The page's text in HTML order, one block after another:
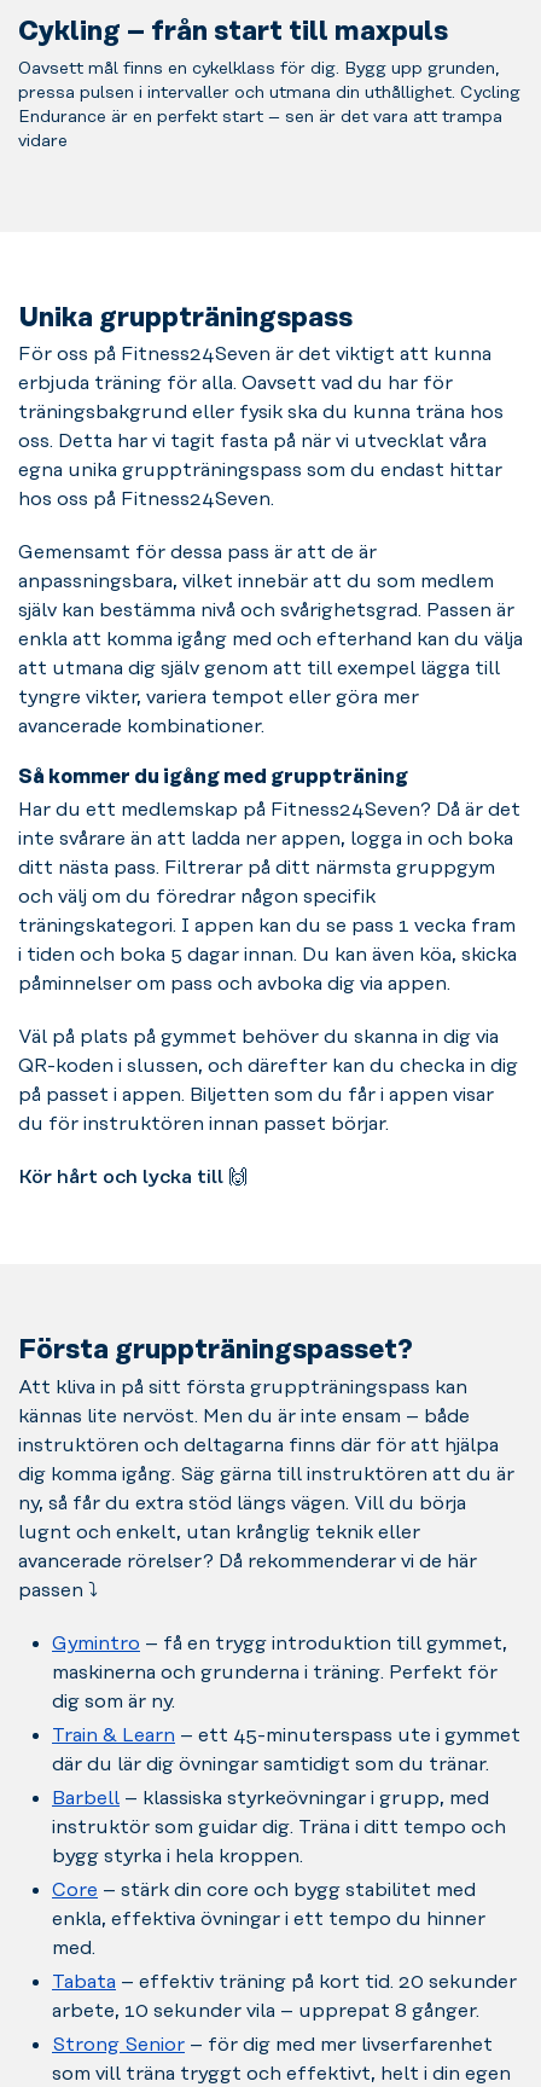
Cykling – från start till maxpuls
Oavsett mål finns en cykelklass för dig. Bygg upp grunden,
pressa pulsen i intervaller och utmana din uthållighet. Cycling
Endurance är en perfekt start – sen är det vara att trampa
vidare
Unika gruppträningspass
För oss på Fitness24Seven är det viktigt att kunna
erbjuda träning för alla. Oavsett vad du har för
träningsbakgrund eller fysik ska du kunna träna hos
oss. Detta har vi tagit fasta på när vi utvecklat våra
egna unika gruppträningspass som du endast hittar
hos oss på Fitness24Seven.
Gemensamt för dessa pass är att de är
anpassningsbara, vilket innebär att du som medlem
själv kan bestämma nivå och svårighetsgrad. Passen är
enkla att komma igång med och efterhand kan du välja
att utmana dig själv genom att till exempel lägga till
tyngre vikter, variera tempot eller göra mer
avancerade kombinationer.
Så kommer du igång med gruppträning
Har du ett medlemskap på Fitness24Seven? Då är det
inte svårare än att ladda ner appen, logga in och boka
ditt nästa pass. Filtrerar på ditt närmsta gruppgym
och välj om du föredrar någon specifik
träningskategori. I appen kan du se pass 1 vecka fram
i tiden och boka 5 dagar innan. Du kan även köa, skicka
påminnelser om pass och avboka dig via appen.
Väl på plats på gymmet behöver du skanna in dig via
QR-koden i slussen, och därefter kan du checka in dig
på passet i appen. Biljetten som du får i appen visar
du för instruktören innan passet börjar.
Kör hårt och lycka till 🙌
Första gruppträningspasset?
Att kliva in på sitt första gruppträningspass kan
kännas lite nervöst. Men du är inte ensam – både
instruktören och deltagarna finns där för att hjälpa
dig komma igång. Säg gärna till instruktören att du är
ny, så får du extra stöd längs vägen. Vill du börja
lugnt och enkelt, utan krånglig teknik eller
avancerade rörelser? Då rekommenderar vi de här
passen ⤵️
Gymintro – få en trygg introduktion till gymmet,
maskinerna och grunderna i träning. Perfekt för
dig som är ny.
Train & Learn – ett 45-minuterspass ute i gymmet
där du lär dig övningar samtidigt som du tränar.
Barbell – klassiska styrkeövningar i grupp, med
instruktör som guidar dig. Träna i ditt tempo och
bygg styrka i hela kroppen.
Core – stärk din core och bygg stabilitet med
enkla, effektiva övningar i ett tempo du hinner
med.
Tabata – effektiv träning på kort tid. 20 sekunder
arbete, 10 sekunder vila – upprepat 8 gånger.
Strong Senior – för dig med mer livserfarenhet
som vill träna tryggt och effektivt, helt i din egen